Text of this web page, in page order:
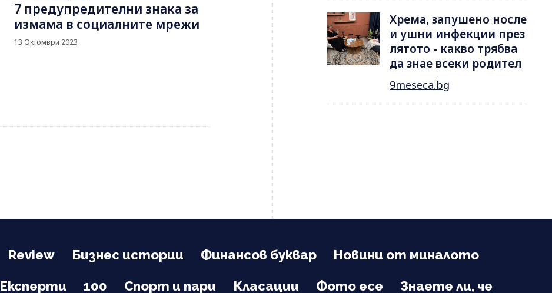
7 предупредителни знака за
измама в социалните мрежи
13 Октомври 2023
Хрема, запушено носле
и ушни инфекции през
лятотo - какво трябва
да знае всеки родител
9meseca.bg
Review Бизнес истории Финансов буквар Новини от миналото
Експерти 100 Спорт и пари Класации Фото есе Знаете ли, че